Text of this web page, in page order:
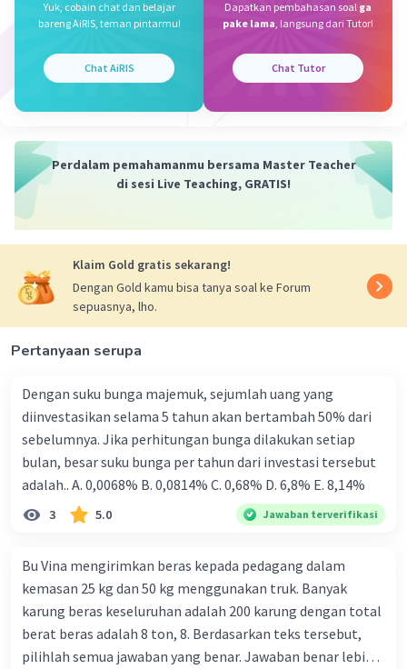
Contoh adaptasi morfologi pada hewan yang
pertama yaitu dengan burung. Lebih tepatnya
yaitu dengan bentuk paruh yang berfungsi untuk
Beri Rating·0.0(0) Balas
Yuk, cobain chat dan belajar
bareng AiRIS, teman pintarmu!
Chat AiRIS
Dapatkan pembahasan soal ga
pake lama, langsung dari Tutor!
Chat Tutor
Perdalam pemahamanmu bersama Master Teacher
di sesi Live Teaching, GRATIS!
Klaim Gold gratis sekarang!
Dengan Gold kamu bisa tanya soal ke Forum
sepuasnya, lho.
Pertanyaan serupa
Dengan suku bunga majemuk, sejumlah uang yang
diinvestasikan selama 5 tahun akan bertambah 50% dari
sebelumnya. Jika perhitungan bunga dilakukan setiap
bulan, besar suku bunga per tahun dari investasi tersebut
adalah.. A. 0,0068% B. 0,0814% C. 0,68% D. 6,8% Ε. 8,14%
3 5.0 Jawaban terverifikasi
Bu Vina mengirimkan beras kepada pedagang dalam
kemasan 25 kg dan 50 kg menggunakan truk. Banyak
karung beras keseluruhan adalah 200 karung dengan total
berat beras adalah 8 ton, 8. Berdasarkan teks tersebut,
pilihlah semua jawaban yang benar. Jawaban benar lebih